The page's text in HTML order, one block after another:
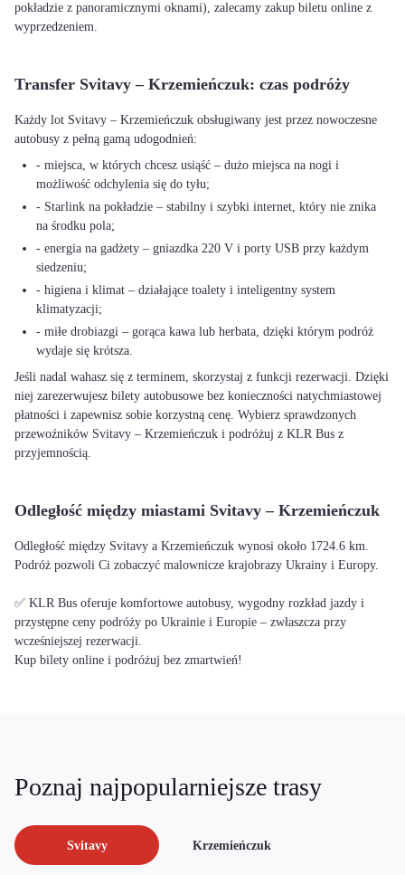
pokładzie z panoramicznymi oknami), zalecamy zakup biletu online z
wyprzedzeniem.
Transfer Svitavy – Krzemieńczuk: czas podróży
Każdy lot Svitavy – Krzemieńczuk obsługiwany jest przez nowoczesne
autobusy z pełną gamą udogodnień:
- miejsca, w których chcesz usiąść – dużo miejsca na nogi i
możliwość odchylenia się do tyłu;
- Starlink na pokładzie – stabilny i szybki internet, który nie znika
na środku pola;
- energia na gadżety – gniazdka 220 V i porty USB przy każdym
siedzeniu;
- higiena i klimat – działające toalety i inteligentny system
klimatyzacji;
- miłe drobiazgi – gorąca kawa lub herbata, dzięki którym podróż
wydaje się krótsza.
Jeśli nadal wahasz się z terminem, skorzystaj z funkcji rezerwacji. Dzięki
niej zarezerwujesz bilety autobusowe bez konieczności natychmiastowej
płatności i zapewnisz sobie korzystną cenę. Wybierz sprawdzonych
przewoźników Svitavy – Krzemieńczuk i podróżuj z KLR Bus z
przyjemnością.
Odległość między miastami Svitavy – Krzemieńczuk
Odległość między Svitavy a Krzemieńczuk wynosi około 1724.6 km.
Podróż pozwoli Ci zobaczyć malownicze krajobrazy Ukrainy i Europy.
✅ KLR Bus oferuje komfortowe autobusy, wygodny rozkład jazdy i
przystępne ceny podróży po Ukrainie i Europie – zwłaszcza przy
wcześniejszej rezerwacji.
Kup bilety online i podróżuj bez zmartwień!
Poznaj najpopularniejsze trasy
Svitavy Krzemieńczuk